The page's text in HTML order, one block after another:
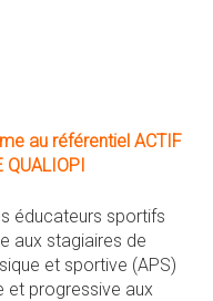
au référentiel ACTIF
QUALIOPI
éducateurs sportifs
aux stagiaires de
et sportive (APS)
et progressive aux